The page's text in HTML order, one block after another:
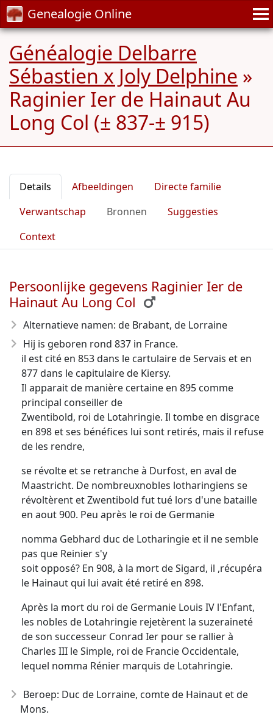
Genealogie Online
Généalogie Delbarre
Sébastien x Joly Delphine »
Raginier Ier de Hainaut Au
Long Col (± 837-± 915)
Details Afbeeldingen
Directe familie
Verwantschap
Bronnen
Suggesties
Context
Persoonlijke gegevens Raginier Ier de
Hainaut Au Long Col
Alternatieve namen: de Brabant, de Lorraine
Hij is geboren rond 837 in France.
il est cité en 853 dans le cartulaire de Servais et en
877 dans le capitulaire de Kiersy.
Il apparait de manière certaine en 895 comme
principal conseiller de
Zwentibold, roi de Lotahringie. Il tombe en disgrace
en 898 et ses bénéfices lui sont retirés, mais il refuse
de les rendre,
se révolte et se retranche à Durfost, en aval de
Maastricht. De nombreuxnobles lotharingiens se
révoltèrent et Zwentibold fut tué lors d'une bataille
en aout 900. Peu après le roi de Germanie
nomma Gebhard duc de Lotharingie et il ne semble
pas que Reinier s'y
soit opposé? En 908, à la mort de Sigard, il ,récupéra
le Hainaut qui lui avait été retiré en 898.
Après la mort du roi de Germanie Louis IV l'Enfant,
les nobles de Lotahringie rejetèrent la suzeraineté
de son successeur Conrad Ier pour se rallier à
Charles III le Simple, roi de Francie Occidentale,
lequel nomma Rénier marquis de Lotahringie.
Beroep: Duc de Lorraine, comte de Hainaut et de
Mons.